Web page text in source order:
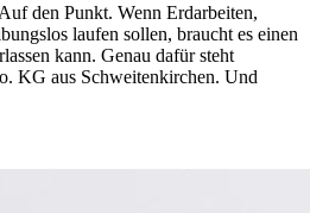
den Punkt. Wenn Erdarbeiten,
laufen sollen, braucht es einen
kann. Genau dafür steht
KG aus Schweitenkirchen. Und